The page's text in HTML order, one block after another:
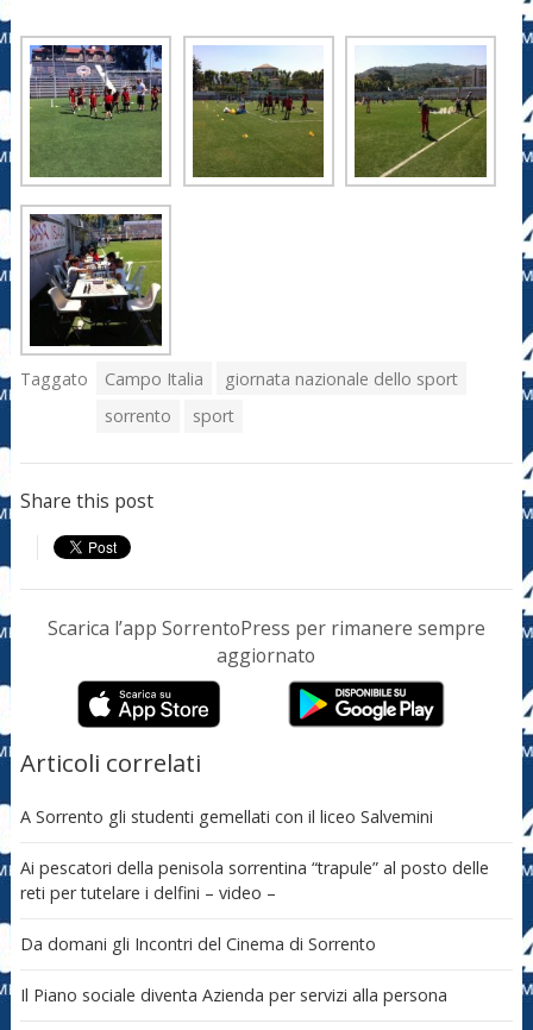
Taggato Campo Italia
giornata nazionale dello sport
sorrento
sport
Share this post
Scarica l’app SorrentoPress per rimanere sempre
aggiornato
Articoli correlati
A Sorrento gli studenti gemellati con il liceo Salvemini
Ai pescatori della penisola sorrentina “trapule” al posto delle
reti per tutelare i delfini – video –
Da domani gli Incontri del Cinema di Sorrento
Il Piano sociale diventa Azienda per servizi alla persona